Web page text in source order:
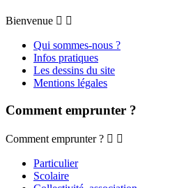
Bienvenue  
Qui sommes-nous ?
Infos pratiques
Les dessins du site
Mentions légales
Comment emprunter ?
Comment emprunter ?  
Particulier
Scolaire